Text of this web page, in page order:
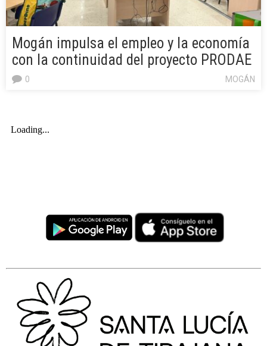
Mogán impulsa el empleo y la economía
con la continuidad del proyecto PRODAE
MOGÁN
0